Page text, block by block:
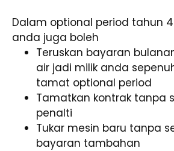
Dalam optional period tahun
anda juga boleh
Teruskan bayaran
air jadi milik anda
tamat optional period
Tamatkan kontrak tanpa
penalti
Tukar mesin baru tanpa
bayaran tambahan